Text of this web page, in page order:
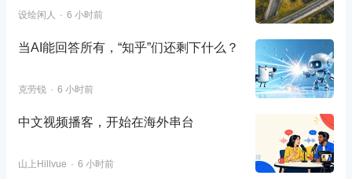
设绘闲人 6 小时前
当AI能回答所有，“知乎”们还剩下什么？
克劳锐 6 小时前
中文视频播客，开始在海外串台
山上Hillvue 6 小时前